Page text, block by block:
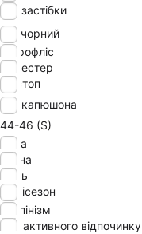
без застібки
чорний
мікрофліс
поліестер
ріпстоп
без капюшона
44-46 (S)
зима
весна
осінь
демісезон
альпінізм
для активного відпочинку